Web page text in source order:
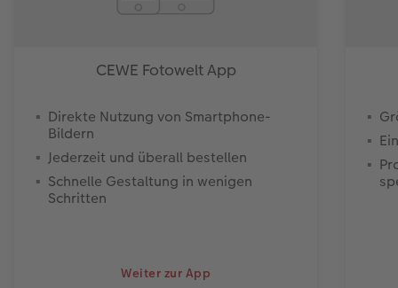
CEWE Fotowelt App
Direkte Nutzung von Smartphone-
Bildern
Jederzeit und überall bestellen
Schnelle Gestaltung in wenigen
Schritten
Weiter zur App